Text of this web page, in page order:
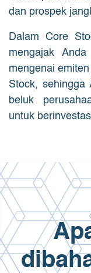
dan prospek
Dalam Core
mengajak
mengenai
Stock, sehingga
beluk
untuk